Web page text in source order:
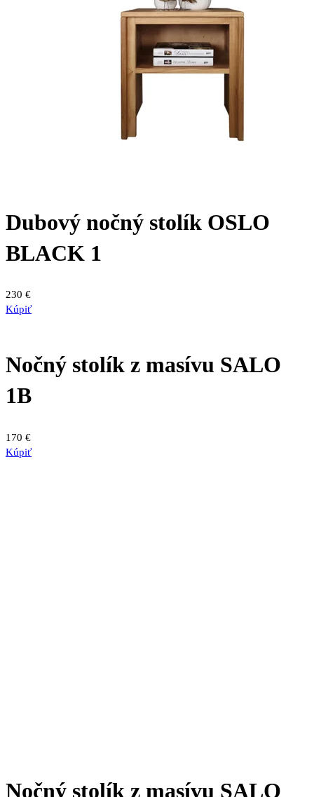
Dubový nočný stolík OSLO
BLACK 1
230 €
Kúpiť
Nočný stolík z masívu SALO
1B
170 €
Kúpiť
Nočný stolík z masívu SALO